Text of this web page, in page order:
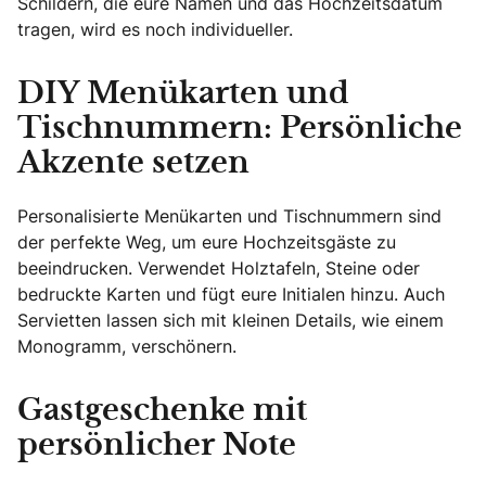
tragen, wird es noch individueller.
DIY Menükarten und
Tischnummern: Persönliche
Akzente setzen
Personalisierte Menükarten und Tischnummern sind
der perfekte Weg, um eure Hochzeitsgäste zu
beeindrucken. Verwendet Holztafeln, Steine oder
bedruckte Karten und fügt eure Initialen hinzu. Auch
Servietten lassen sich mit kleinen Details, wie einem
Monogramm, verschönern.
Gastgeschenke mit
persönlicher Note